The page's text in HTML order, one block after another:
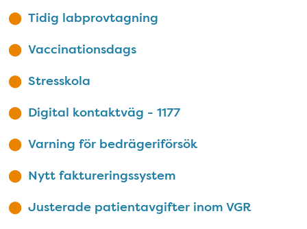
Tidig labprovtagning
Vaccinationsdags
Stresskola
Digital kontaktväg - 1177
Varning för bedrägeriförsök
Nytt faktureringssystem
Justerade patientavgifter inom VGR